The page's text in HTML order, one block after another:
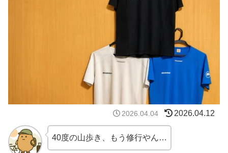
2026.04.04 2026.04.12
40度の山歩き、もう修行やん…